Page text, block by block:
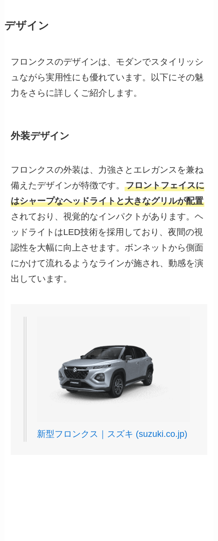
デザイン
フロンクスのデザインは、モダンでスタイリッシ
ュながら実用性にも優れています。以下にその魅
力をさらに詳しくご紹介します。
外装デザイン
フロンクスの外装は、力強さとエレガンスを兼ね
備えたデザインが特徴です。フロントフェイスに
はシャープなヘッドライトと大きなグリルが配置
されており、視覚的なインパクトがあります。ヘ
ッドライトはLED技術を採用しており、夜間の視
認性を大幅に向上させます。ボンネットから側面
にかけて流れるようなラインが施され、動感を演
出しています。
新型フロンクス｜スズキ (suzuki.co.jp)